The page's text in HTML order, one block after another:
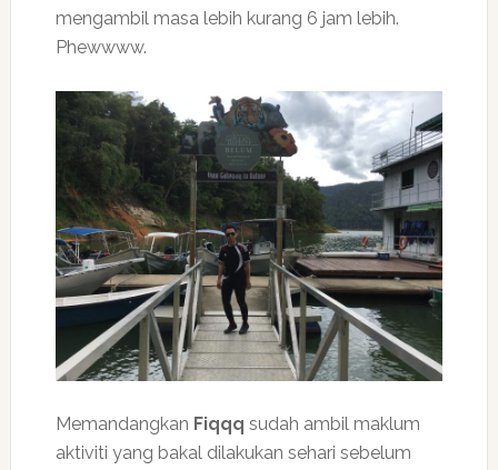
mengambil masa lebih kurang 6 jam lebih.
Phewwww.
Memandangkan Fiqqq sudah ambil maklum
aktiviti yang bakal dilakukan sehari sebelum